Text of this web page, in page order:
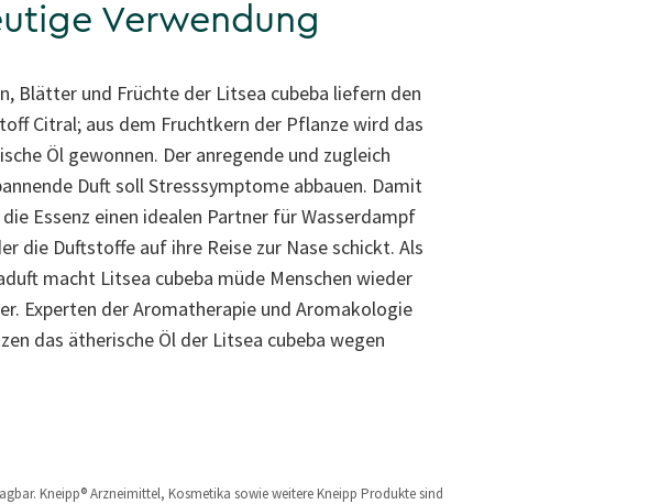
Verwendung
Blätter und Früchte der Litsea cubeba liefern den
Citral; aus dem Fruchtkern der Pflanze wird das
Öl gewonnen. Der anregende und zugleich
Duft soll Stresssymptome abbauen. Damit
Essenz einen idealen Partner für Wasserdampf
die Duftstoffe auf ihre Reise zur Nase schickt. Als
macht Litsea cubeba müde Menschen wieder
Experten der Aromatherapie und Aromakologie
das ätherische Öl der Litsea cubeba wegen
Kneipp® Arzneimittel, Kosmetika sowie weitere Kneipp Produkte sind